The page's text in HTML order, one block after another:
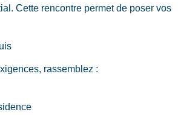
Cette rencontre permet de poser vos
rassemblez :